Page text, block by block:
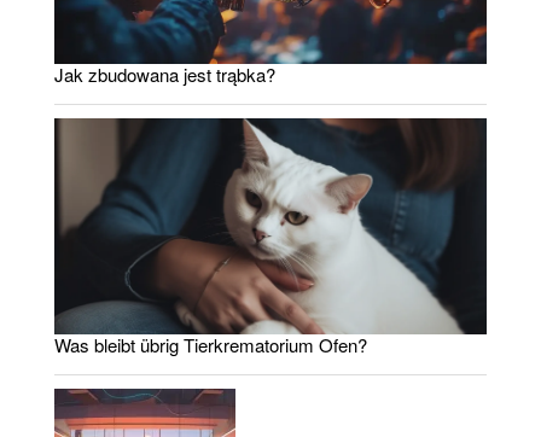
Jak zbudowana jest trąbka?
Was bleibt übrig Tierkrematorium Ofen?